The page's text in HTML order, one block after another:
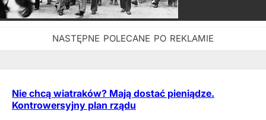
Nie chcą wiatraków? Mają dostać pieniądze.
Kontrowersyjny plan rządu